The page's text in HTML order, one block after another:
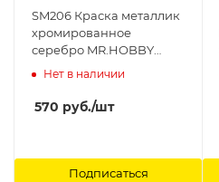
SM206 Краска металлик
хромированное
серебро MR.HOBBY
10мл Super Chrome Silver
Нет в наличии
570 руб./шт
Подписаться